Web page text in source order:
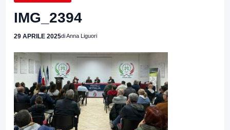
IMG_2394
29 APRILE 2025di Anna Liguori